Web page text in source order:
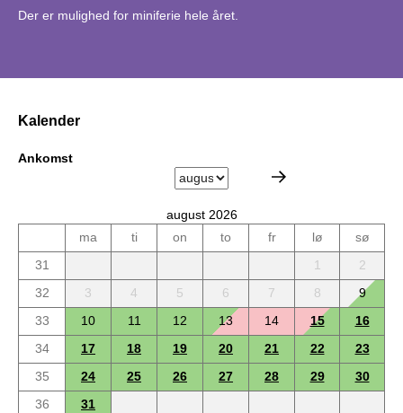
Der er mulighed for miniferie hele året.
Kalender
Ankomst
august 2026
ma
ti on to fr lø
sø
31
1
2
32
3 4 5 6 7 8
9
33
10 11 12 13 14 15
16
34
17 18 19 20 21 22
23
35
24 25 26 27 28 29
30
36
31